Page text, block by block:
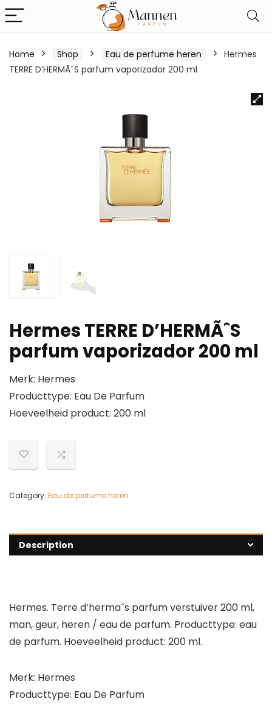
Home Shop Eau de perfume heren
Hermes
TERRE D’HERMÃˆS parfum vaporizador 200 ml
Hermes TERRE D’HERMÃˆS
parfum vaporizador 200 ml
Merk: Hermes
Producttype: Eau De Parfum
Hoeveelheid product: 200 ml
Category: Eau de perfume heren
Description
Hermes. Terre d’hermaˆs parfum verstuiver 200 ml,
man, geur, heren / eau de parfum. Producttype: eau
de parfum. Hoeveelheid product: 200 ml.
Merk: Hermes
Producttype: Eau De Parfum